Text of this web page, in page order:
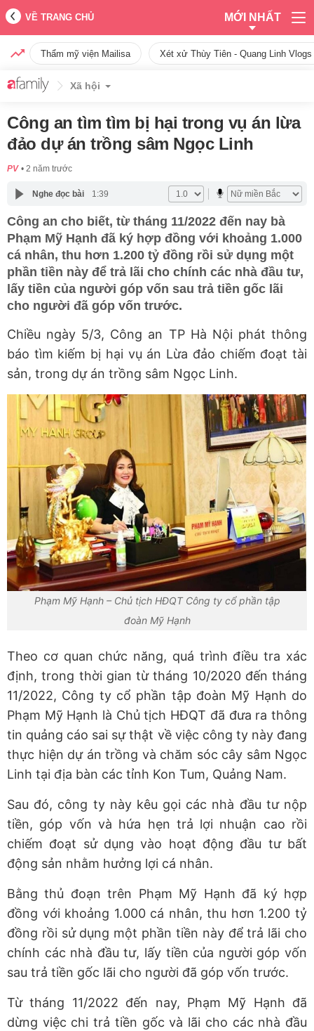
VỀ TRANG CHỦ MỚI NHẤT
Thẩm mỹ viện Mailisa Xét xử Thùy Tiên - Quang Linh
Xã hội
Công an tìm tìm bị hại trong vụ án lừa
đảo dự án trồng sâm Ngọc Linh
PV 2 năm trước
Nghe đọc bài 1:39
Công an cho biết, từ tháng 11/2022 đến nay bà
Phạm Mỹ Hạnh đã ký hợp đồng với khoảng 1.000
cá nhân, thu hơn 1.200 tỷ đồng rồi sử dụng một
phần tiền này để trả lãi cho chính các nhà đầu tư,
lấy tiền của người góp vốn sau trả tiền gốc lãi
cho người đã góp vốn trước.
Chiều ngày 5/3, Công an TP Hà Nội phát thông
báo tìm kiếm bị hại vụ án Lừa đảo chiếm đoạt tài
sản, trong dự án trồng sâm Ngọc Linh.
Phạm Mỹ Hạnh – Chủ tịch HĐQT Công ty cổ phần tập
đoàn Mỹ Hạnh
Theo cơ quan chức năng, quá trình điều tra xác
định, trong thời gian từ tháng 10/2020 đến tháng
11/2022, Công ty cổ phần tập đoàn Mỹ Hạnh do
Phạm Mỹ Hạnh là Chủ tịch HĐQT đã đưa ra thông
tin quảng cáo sai sự thật về việc công ty này đang
thực hiện dự án trồng và chăm sóc cây sâm Ngọc
Linh tại địa bàn các tỉnh Kon Tum, Quảng Nam.
Sau đó, công ty này kêu gọi các nhà đầu tư nộp
tiền, góp vốn và hứa hẹn trả lợi nhuận cao rồi
chiếm đoạt sử dụng vào hoạt động đầu tư bất
động sản nhằm hưởng lợi cá nhân.
Bằng thủ đoạn trên Phạm Mỹ Hạnh đã ký hợp
đồng với khoảng 1.000 cá nhân, thu hơn 1.200 tỷ
đồng rồi sử dụng một phần tiền này để trả lãi cho
chính các nhà đầu tư, lấy tiền của người góp vốn
sau trả tiền gốc lãi cho người đã góp vốn trước.
Từ tháng 11/2022 đến nay, Phạm Mỹ Hạnh đã
dừng việc chi trả tiền gốc và lãi cho các nhà đầu